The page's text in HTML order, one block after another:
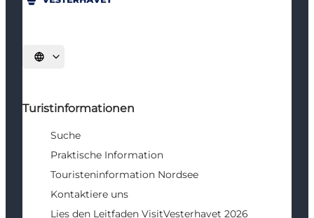
Sprache auswählen
Turistinformationen
Suche
Praktische Information
Touristeninformation Nordsee
Kontaktiere uns
Lies den Leitfaden VisitVesterhavet 2026